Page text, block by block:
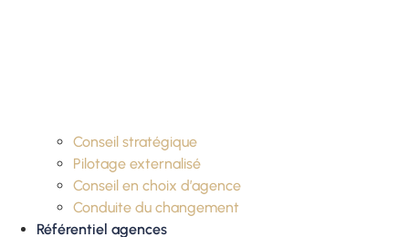
Conseil stratégique
Pilotage externalisé
Conseil en choix d’agence
Conduite du changement
Référentiel agences